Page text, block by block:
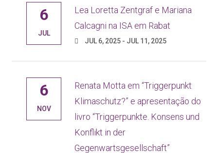
6
JUL
Lea Loretta Zentgraf e Mariana
Calcagni na ISA em Rabat
JUL 6, 2025 - JUL 11, 2025
6
NOV
Renata Motta em “Triggerpunkt
Klimaschutz?” e apresentação do
livro “Triggerpunkte. Konsens und
Konflikt in der
Gegenwartsgesellschaft”